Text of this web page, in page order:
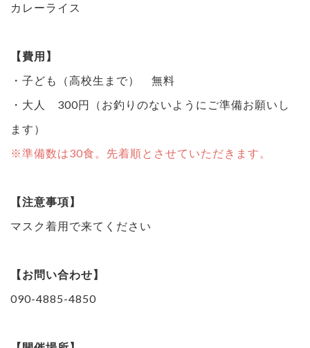
カレーライス
【費用】
・子ども（高校生まで） 無料
・大人 300円（お釣りのないようにご準備お願いし
ます）
※準備数は30食。先着順とさせていただきます。
【注意事項】
マスク着用で来てください
【お問い合わせ】
090-4885-4850